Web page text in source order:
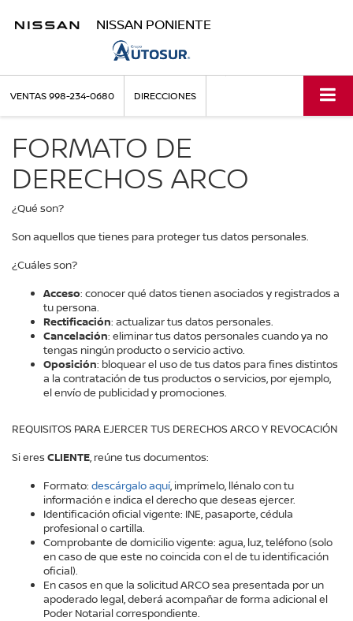
NISSAN PONIENTE
VENTAS998-234-0680 DIRECCIONES
FORMATO DE
DERECHOS ARCO
¿Qué son?
Son aquellos que tienes para proteger tus datos personales.
¿Cuáles son?
Acceso: conocer qué datos tienen asociados y registrados a
tu persona.
Rectificación: actualizar tus datos personales.
Cancelación: eliminar tus datos personales cuando ya no
tengas ningún producto o servicio activo.
Oposición: bloquear el uso de tus datos para fines distintos
a la contratación de tus productos o servicios, por ejemplo,
el envío de publicidad y promociones.
REQUISITOS PARA EJERCER TUS DERECHOS ARCO Y REVOCACIÓN
Si eres CLIENTE, reúne tus documentos:
Formato: descárgalo aquí, imprímelo, llénalo con tu
información e indica el derecho que deseas ejercer.
Identificación oficial vigente: INE, pasaporte, cédula
profesional o cartilla.
Comprobante de domicilio vigente: agua, luz, teléfono (solo
en caso de que este no coincida con el de tu identificación
oficial).
En casos en que la solicitud ARCO sea presentada por un
apoderado legal, deberá acompañar de forma adicional el
Poder Notarial correspondiente.